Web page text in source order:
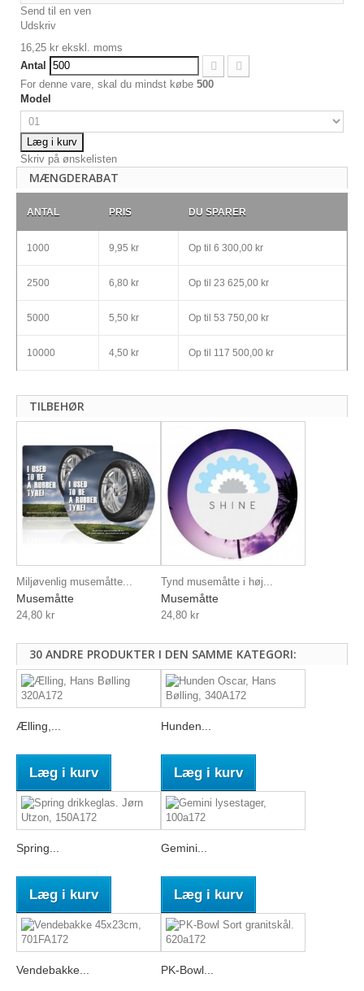
Send til en ven
Udskriv
16,25 kr ekskl. moms
Antal
For denne vare, skal du mindst købe 500
Model
Læg i kurv
Skriv på ønskelisten
MÆNGDERABAT
ANTAL PRIS DU SPARER
1000 9,95 kr Op til 6 300,00 kr
2500 6,80 kr Op til 23 625,00 kr
5000 5,50 kr Op til 53 750,00 kr
10000 4,50 kr Op til 117 500,00 kr
TILBEHØR
Miljøvenlig musemåtte...
Musemåtte
24,80 kr
Tynd musemåtte i høj...
Musemåtte
24,80 kr
30 ANDRE PRODUKTER I DEN SAMME KATEGORI:
Ælling,...
Læg i kurv
Hunden...
Læg i kurv
Spring...
Læg i kurv
Gemini...
Læg i kurv
Vendebakke... PK-Bowl...